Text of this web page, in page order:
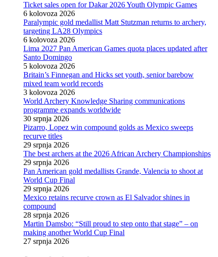
Ticket sales open for Dakar 2026 Youth Olympic Games
6 kolovoza 2026
Paralympic gold medallist Matt Stutzman returns to archery,
targeting LA28 Olympics
6 kolovoza 2026
Lima 2027 Pan American Games quota places updated after
Santo Domingo
5 kolovoza 2026
Britain’s Finnegan and Hicks set youth, senior barebow
mixed team world records
3 kolovoza 2026
World Archery Knowledge Sharing communications
programme expands worldwide
30 srpnja 2026
Pizarro, Lopez win compound golds as Mexico sweeps
recurve titles
29 srpnja 2026
The best archers at the 2026 African Archery Championships
29 srpnja 2026
Pan American gold medallists Grande, Valencia to shoot at
World Cup Final
29 srpnja 2026
Mexico retains recurve crown as El Salvador shines in
compound
28 srpnja 2026
Martin Damsbo: “Still proud to step onto that stage” – on
making another World Cup Final
27 srpnja 2026